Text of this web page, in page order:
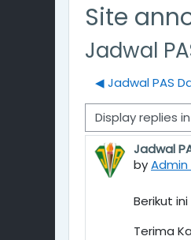
Site
Jadwal
◀︎ Jadwal PAS
Display mode
Jadwal
byAdmin
Number
Berikut
Terima